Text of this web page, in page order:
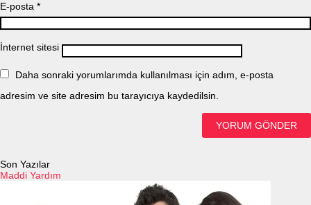
E-posta *
İnternet sitesi
Daha sonraki yorumlarımda kullanılması için adım, e-posta
adresim ve site adresim bu tarayıcıya kaydedilsin.
Son Yazılar
Maddi Yardım